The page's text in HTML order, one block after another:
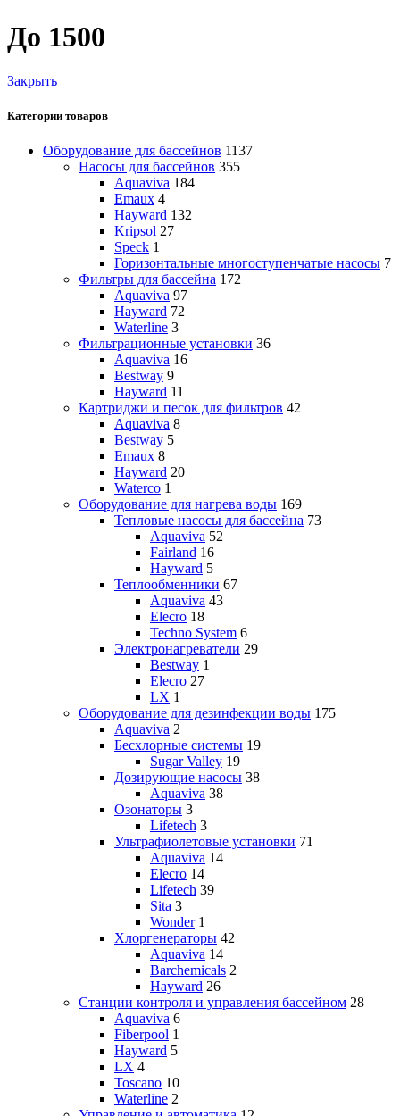
До 1500
Закрыть
Категории товаров
Оборудование для бассейнов 1137
Насосы для бассейнов 355
Aquaviva 184
Emaux 4
Hayward 132
Kripsol 27
Speck 1
Горизонтальные многоступенчатые насосы 7
Фильтры для бассейна 172
Aquaviva 97
Hayward 72
Waterline 3
Фильтрационные установки 36
Aquaviva 16
Bestway 9
Hayward 11
Картриджи и песок для фильтров 42
Aquaviva 8
Bestway 5
Emaux 8
Hayward 20
Waterco 1
Оборудование для нагрева воды 169
Тепловые насосы для бассейна 73
Aquaviva 52
Fairland 16
Hayward 5
Теплообменники 67
Aquaviva 43
Elecro 18
Techno System 6
Электронагреватели 29
Bestway 1
Elecro 27
LX 1
Оборудование для дезинфекции воды 175
Aquaviva 2
Бесхлорные системы 19
Sugar Valley 19
Дозирующие насосы 38
Aquaviva 38
Озонаторы 3
Lifetech 3
Ультрафиолетовые установки 71
Aquaviva 14
Elecro 14
Lifetech 39
Sita 3
Wonder 1
Хлоргенераторы 42
Aquaviva 14
Barchemicals 2
Hayward 26
Станции контроля и управления бассейном 28
Aquaviva 6
Fiberpool 1
Hayward 5
LX 4
Toscano 10
Waterline 2